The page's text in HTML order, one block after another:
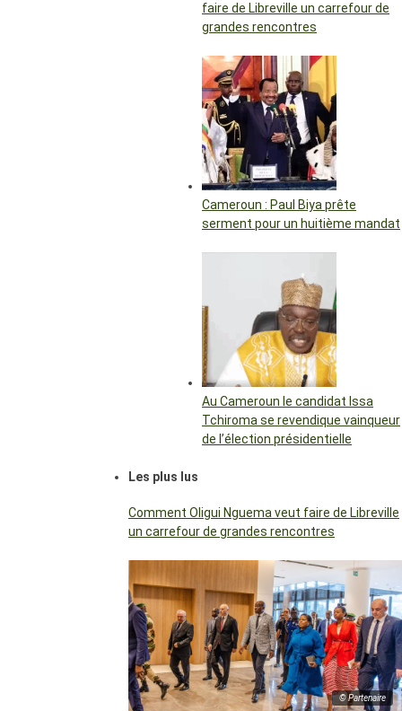
faire de Libreville un carrefour de
grandes rencontres
Cameroun : Paul Biya prête
serment pour un huitième mandat
Au Cameroun le candidat Issa
Tchiroma se revendique vainqueur
de l’élection présidentielle
Les plus lus
Comment Oligui Nguema veut faire de Libreville
un carrefour de grandes rencontres
© Partenaire